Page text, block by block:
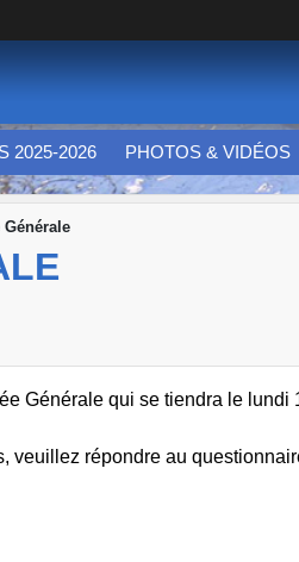
2025-2026 PHOTOS & VIDÉOS
Générale qui se tiendra le
veuillez répondre au